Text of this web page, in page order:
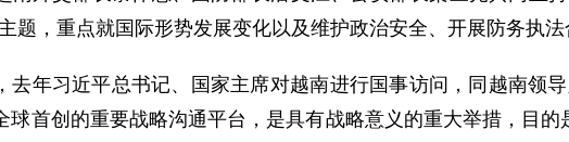
题，重点就国际形势发展变化以及维护政治安全、开展防务执
去年习近平总书记、国家主席对越南进行国事访问，同越南领
球首创的重要战略沟通平台，是具有战略意义的重大举措，目